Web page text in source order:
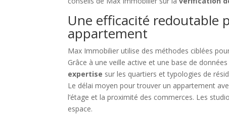
Une efficacité redoutable
appartement
Max Immobilier utilise des méthodes ciblées
Grâce à une veille active et une base de données
expertise sur les quartiers et typologies de
Le délai moyen pour trouver un appartement
l’étage et la proximité des commerces. Les
espace.